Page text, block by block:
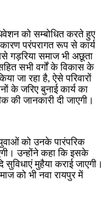
को सम्बोधित करते हुए
परंपरागत रूप से कार्य
गड़रिया समाज भी अछूता
सभी वर्गों के विकास के
जा रहा है, ऐसे परिवारों
के जरिए बुनाई कार्य का
जानकारी दी जाएगी।
को उनके पारंपरिक
उन्होंने कहा कि इसके
मुहैया कराई जाएगी।
को भी नवा रायपुर में